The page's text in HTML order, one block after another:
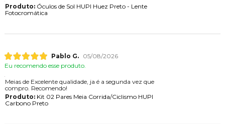
Produto:Óculos de Sol HUPI Huez Preto - Lente
Fotocromática
Pablo G.
05/08/2026
Eu recomendo esse produto.
Meias de Excelente qualidade, ja é a segunda vez que
compro. Recomendo!
Produto:Kit 02 Pares Meia Corrida/Ciclismo HUPI
Carbono Preto